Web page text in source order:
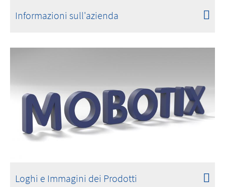
Informazioni sull'azienda
Loghi e Immagini dei Prodotti